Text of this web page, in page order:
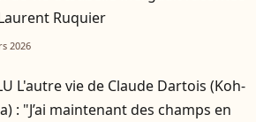
Ruquier
2026
L'autre vie de Claude Dartois (Koh-
: "J’ai maintenant des champs en